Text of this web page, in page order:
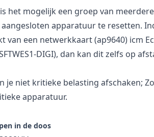
het mogelijk een groep van
apparatuur te resetten.
van een netwerkkaart (ap9640) icm
DIGI), dan kan dit zelfs op
je niet kritieke belasting afschaken;
apparatuur.
in de doos